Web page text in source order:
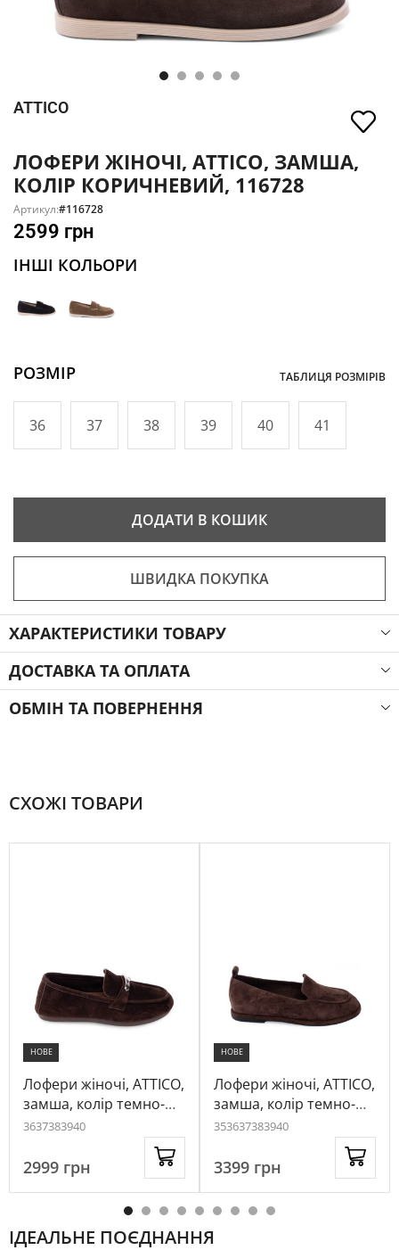
ATTICO
ЛОФЕРИ ЖІНОЧІ, ATTICO, ЗАМША,
КОЛІР КОРИЧНЕВИЙ, 116728
Артикул:#116728
2599 грн
ІНШІ КОЛЬОРИ
РОЗМІР ТАБЛИЦЯ РОЗМІРІВ
36 37 38 39 40 41
ДОДАТИ В КОШИК
ШВИДКА ПОКУПКА
ХАРАКТЕРИСТИКИ ТОВАРУ
ДОСТАВКА ТА ОПЛАТА
ОБМІН ТА ПОВЕРНЕННЯ
СХОЖІ ТОВАРИ
НОВЕ
Лофери жіночі, ATTICO,
замша, колір темно-
коричневий, 1091575
3637383940
2999 грн
НОВЕ
Лофери жіночі, ATTICO,
замша, колір темно-
коричневий, 1050386
353637383940
3399 грн
ІДЕАЛЬНЕ ПОЄДНАННЯ